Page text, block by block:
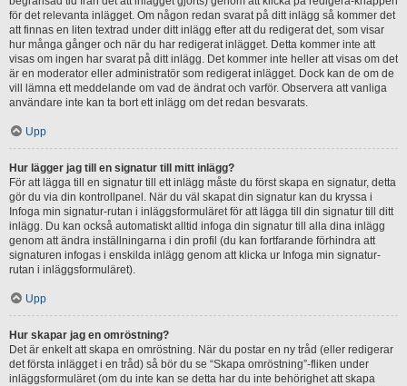
för det relevanta inlägget. Om någon redan svarat på ditt inlägg så kommer det
att finnas en liten textrad under ditt inlägg efter att du redigerat det, som visar
hur många gånger och när du har redigerat inlägget. Detta kommer inte att
visas om ingen har svarat på ditt inlägg. Det kommer inte heller att visas om det
är en moderator eller administratör som redigerat inlägget. Dock kan de om de
vill lämna ett meddelande om vad de ändrat och varför. Observera att vanliga
användare inte kan ta bort ett inlägg om det redan besvarats.
Upp
Hur lägger jag till en signatur till mitt inlägg?
För att lägga till en signatur till ett inlägg måste du först skapa en signatur, detta
gör du via din kontrollpanel. När du väl skapat din signatur kan du kryssa i
Infoga min signatur-rutan i inläggsformuläret för att lägga till din signatur till ditt
inlägg. Du kan också automatiskt alltid infoga din signatur till alla dina inlägg
genom att ändra inställningarna i din profil (du kan fortfarande förhindra att
signaturen infogas i enskilda inlägg genom att klicka ur Infoga min signatur-
rutan i inläggsformuläret).
Upp
Hur skapar jag en omröstning?
Det är enkelt att skapa en omröstning. När du postar en ny tråd (eller redigerar
det första inlägget i en tråd) så bör du se “Skapa omröstning”-fliken under
inläggsformuläret (om du inte kan se detta har du inte behörighet att skapa